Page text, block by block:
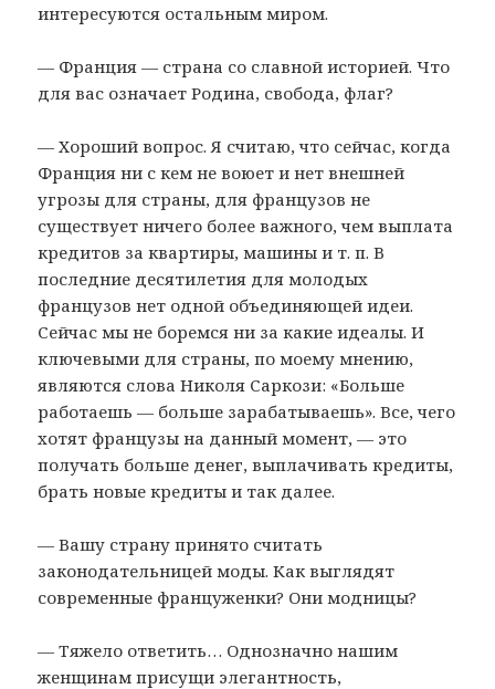
интересуются остальным миром.
— Франция — страна со славной историей. Что
для вас означает Родина, свобода, флаг?
— Хороший вопрос. Я считаю, что сейчас, когда
Франция ни с кем не воюет и нет внешней
угрозы для страны, для французов не
существует ничего более важного, чем выплата
кредитов за квартиры, машины и т. п. В
последние десятилетия для молодых
французов нет одной объединяющей идеи.
Сейчас мы не боремся ни за какие идеалы. И
ключевыми для страны, по моему мнению,
являются слова Николя Саркози: «Больше
работаешь — больше зарабатываешь». Все, чего
хотят французы на данный момент, — это
получать больше денег, выплачивать кредиты,
брать новые кредиты и так далее.
— Вашу страну принято считать
законодательницей моды. Как выглядят
современные француженки? Они модницы?
— Тяжело ответить… Однозначно нашим
женщинам присущи элегантность,